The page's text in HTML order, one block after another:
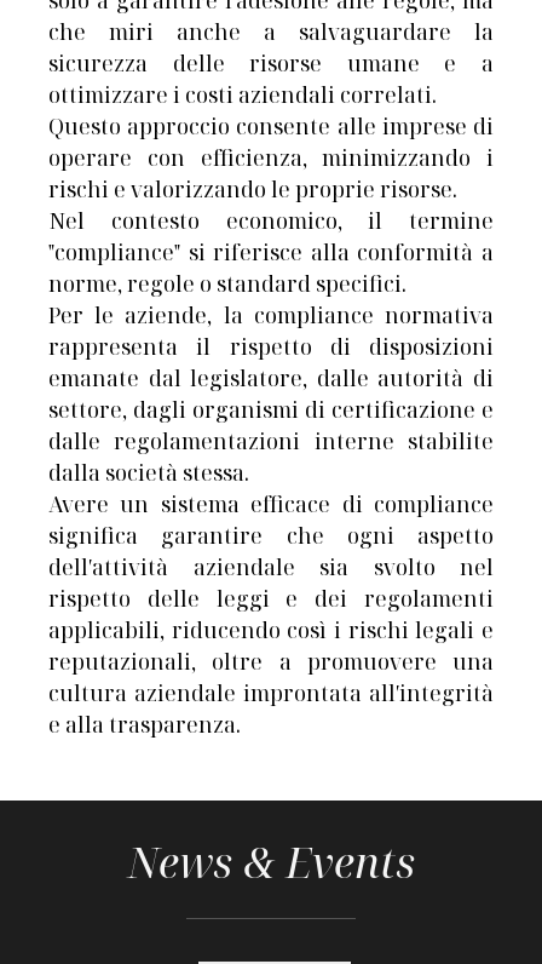
che miri anche a salvaguardare la
sicurezza delle risorse umane e a
ottimizzare i costi aziendali correlati.
Questo approccio consente alle imprese di
operare con efficienza, minimizzando i
rischi e valorizzando le proprie risorse.
Nel contesto economico, il termine
"compliance" si riferisce alla conformità a
norme, regole o standard specifici.
Per le aziende, la compliance normativa
rappresenta il rispetto di disposizioni
emanate dal legislatore, dalle autorità di
settore, dagli organismi di certificazione e
dalle regolamentazioni interne stabilite
dalla società stessa.
Avere un sistema efficace di compliance
significa garantire che ogni aspetto
dell′attività aziendale sia svolto nel
rispetto delle leggi e dei regolamenti
applicabili, riducendo così i rischi legali e
reputazionali, oltre a promuovere una
cultura aziendale improntata all′integrità
e alla trasparenza.
News & Events